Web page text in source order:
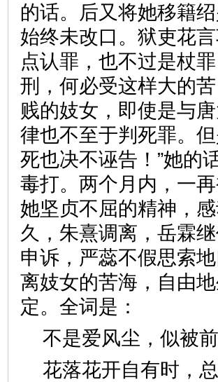
的话。后又将她移籍
始终未改口。狱吏花
点认罪，也不过是杖
刑，何必受这样大的
贱的妓女，即使是与
律也不至于判死罪。
死也决不诬告！”她的
毒打。两个月内，一
她坚贞不屈的精神，
久，朱熹调离，岳霖
申诉，严蕊不假思索
离妓女的苦海，自由
定。全词是：
不是爱风尘，似被前
花落花开自有时，